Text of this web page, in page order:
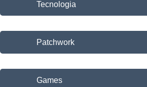
Tecnologia
Patchwork
Games